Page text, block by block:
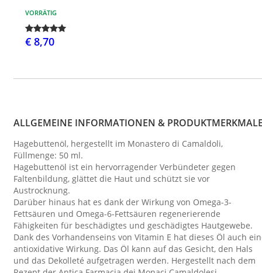
VORRÄTIG
€ 8,70
ALLGEMEINE INFORMATIONEN &
Hagebuttenöl, hergestellt im Monastero di Camaldoli,
Füllmenge: 50 ml.
Hagebuttenöl ist ein hervorragender Verbündeter gegen
Faltenbildung, glättet die Haut und schützt sie vor
Austrocknung.
Darüber hinaus hat es dank der Wirkung von Omega-3-
Fettsäuren und Omega-6-Fettsäuren regenerierende
Fähigkeiten für beschädigtes und geschädigtes Hautgewebe.
Dank des Vorhandenseins von Vitamin E hat dieses Öl auch
antioxidative Wirkung. Das Öl kann auf das Gesicht, den Hals
und das Dekolleté aufgetragen werden. Hergestellt nach dem